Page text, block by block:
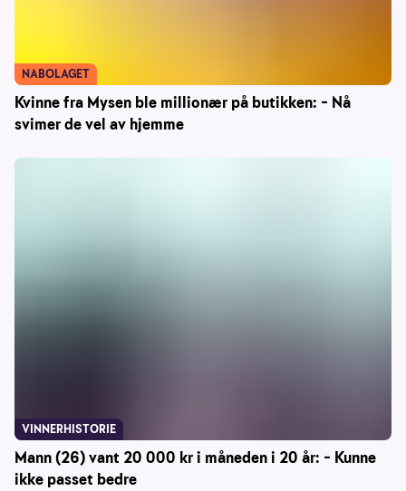
Kvinne fra Mysen ble millionær på butikken: – Nå
svimer de vel av hjemme
NABOLAGET
Mann (26) vant 20 000 kr i måneden i 20 år: – Kunne
ikke passet bedre
VINNERHISTORIE